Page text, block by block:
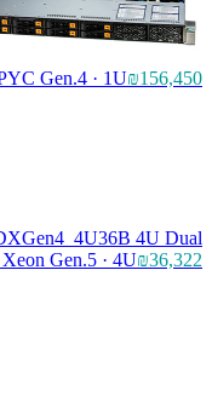
Gen.4 · 1U₪156,450
4U Dual
Gen.5 · 4U₪36,322